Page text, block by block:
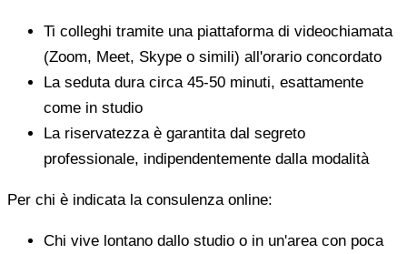
Ti colleghi tramite una piattaforma di videochiamata
(Zoom, Meet, Skype o simili) all'orario concordato
La seduta dura circa 45-50 minuti, esattamente
come in studio
La riservatezza è garantita dal segreto
professionale, indipendentemente dalla modalità
Per chi è indicata la consulenza online:
Chi vive lontano dallo studio o in un'area con poca